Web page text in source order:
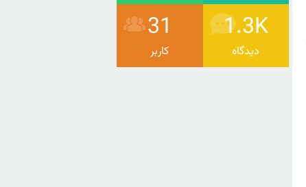
1.3K
دیدگاه
31
کاربر